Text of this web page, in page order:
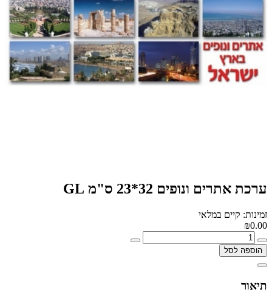
ערכת אתרים ונופים 32*23 ס"מ GL
זמינות: קיים במלאי
₪0.00
הוספה לסל
תיאור